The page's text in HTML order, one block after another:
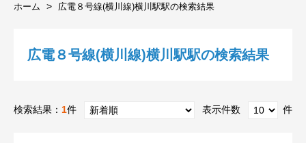
ホーム 広電８号線(横川線)横川駅駅の検索結果
広電８号線(横川線)横川駅駅の検索結果
検索結果： 1件 表示件数 件